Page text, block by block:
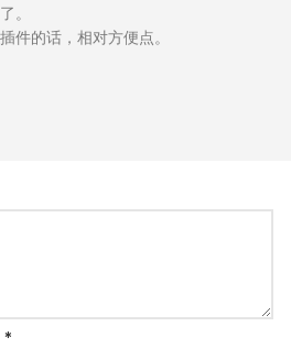
。
件的话，相对方便点。
*